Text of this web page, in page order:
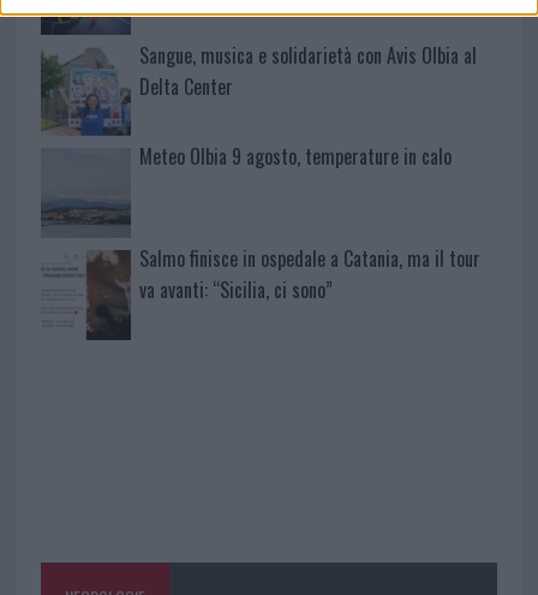
Sangue, musica e solidarietà con Avis Olbia al
Delta Center
Meteo Olbia 9 agosto, temperature in calo
Salmo finisce in ospedale a Catania, ma il tour
va avanti: “Sicilia, ci sono”